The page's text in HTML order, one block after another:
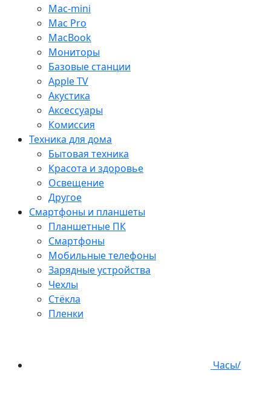
Mac-mini
Mac Pro
MacBook
Мониторы
Базовые станции
Apple TV
Акустика
Аксессуары
Комиссия
Техника для дома
Бытовая техника
Красота и здоровье
Освещение
Другое
Смартфоны и планшеты
Планшетные ПК
Смартфоны
Мобильные телефоны
Зарядные устройства
Чехлы
Стёкла
Пленки
Часы/